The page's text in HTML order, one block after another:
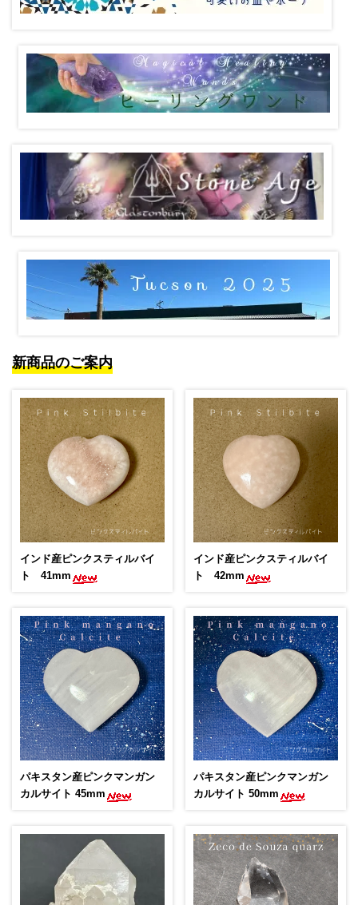
新商品のご案内
インド産ピンクスティルバイ
ト 41mm
インド産ピンクスティルバイ
ト 42mm
パキスタン産ピンクマンガン
カルサイト 45mm
パキスタン産ピンクマンガン
カルサイト 50mm